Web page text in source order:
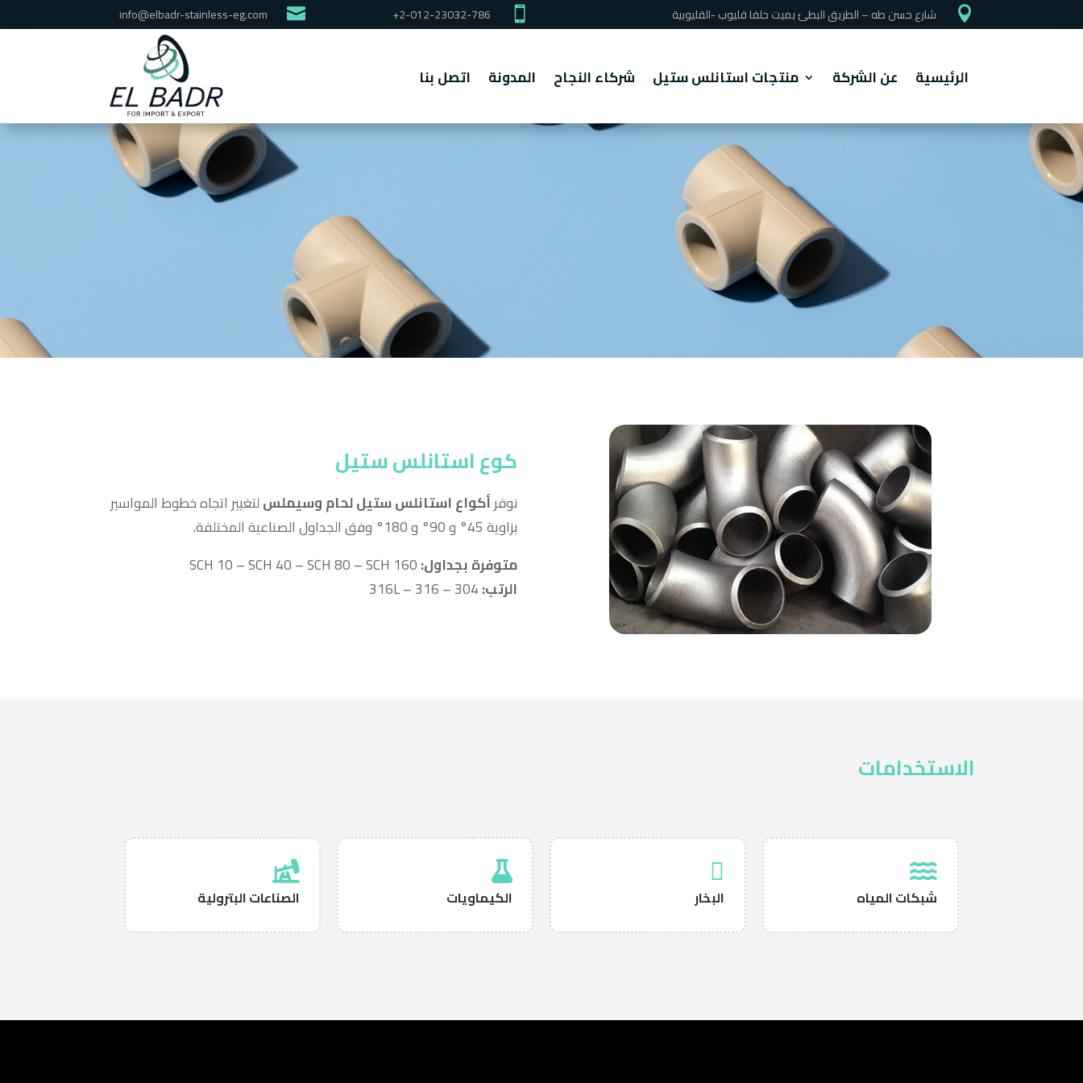

info@elbadr-stainless-eg.com 
+2-012-23032-786  شارع حسن طه – الطريق البطئ بميت حلفا قليوب -القليوبية
الرئيسية عن الشركة منتجات استانلس ستيل شركاء النجاح المدونة اتصل بنا
كوع استانلس ستيل
نوفرأكواع استانلس ستيل لحام وسيملسلتغيير اتجاه خطوط المواسير
بزاوية 45° و 90° و 180° وفق الجداول الصناعية المختلفة.
متوفرة بجداول:
الرتب:
الاستخدامات
شبكات المياه البخار الكيماويات الصناعات البترولية